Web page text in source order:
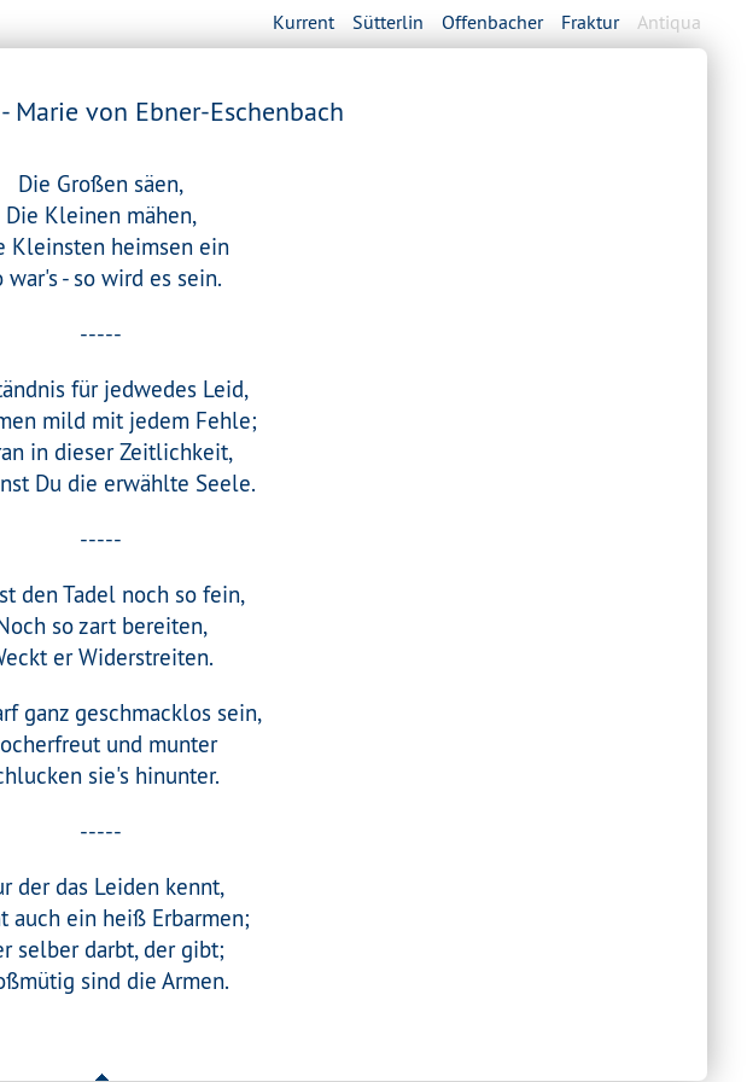
Kurrent Sütterlin Offenbacher Fraktur Antiqua
Marie von Ebner-Eschenbach
Die Großen säen,
Die Kleinen mähen,
Kleinsten heimsen ein
war's - so wird es sein.
-----
für jedwedes Leid,
mild mit jedem Fehle;
in dieser Zeitlichkeit,
Du die erwählte Seele.
-----
den Tadel noch so fein,
so zart bereiten,
er Widerstreiten.
ganz geschmacklos sein,
und munter
sie's hinunter.
-----
der das Leiden kennt,
auch ein heiß Erbarmen;
selber darbt, der gibt;
sind die Armen.